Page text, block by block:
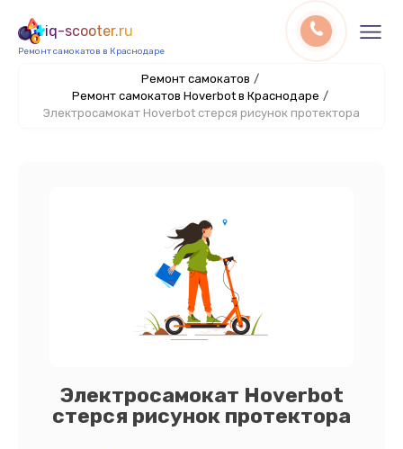
iq-scooter.ru
Ремонт самокатов в Краснодаре
Ремонт самокатов /
Ремонт самокатов Hoverbot в Краснодаре /
Электросамокат Hoverbot стерся рисунок протектора
Электросамокат Hoverbot
стерся рисунок протектора